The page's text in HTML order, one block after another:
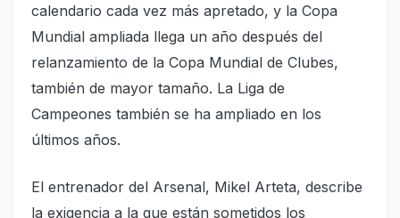
calendario cada vez más apretado, y la Copa
Mundial ampliada llega un año después del
relanzamiento de la Copa Mundial de Clubes,
también de mayor tamaño. La Liga de
Campeones también se ha ampliado en los
últimos años.
El entrenador del Arsenal, Mikel Arteta, describe
la exigencia a la que están sometidos los